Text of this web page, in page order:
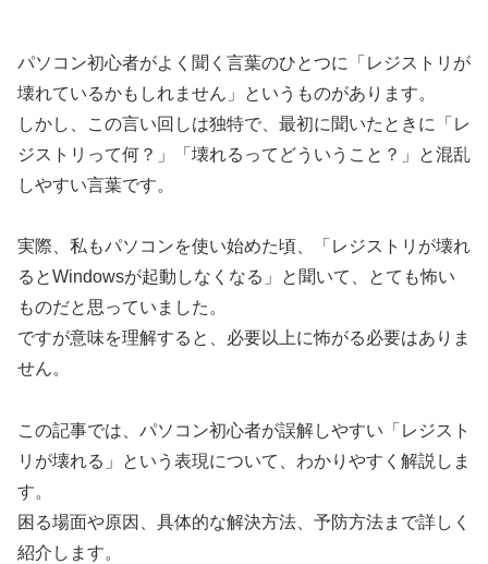
パソコン初心者がよく聞く言葉のひとつに「レジストリが
壊れているかもしれません」というものがあります。
しかし、この言い回しは独特で、最初に聞いたときに「レ
ジストリって何？」「壊れるってどういうこと？」と混乱
しやすい言葉です。
実際、私もパソコンを使い始めた頃、「レジストリが壊れ
るとWindowsが起動しなくなる」と聞いて、とても怖い
ものだと思っていました。
ですが意味を理解すると、必要以上に怖がる必要はありま
せん。
この記事では、パソコン初心者が誤解しやすい「レジスト
リが壊れる」という表現について、わかりやすく解説しま
す。
困る場面や原因、具体的な解決方法、予防方法まで詳しく
紹介します。